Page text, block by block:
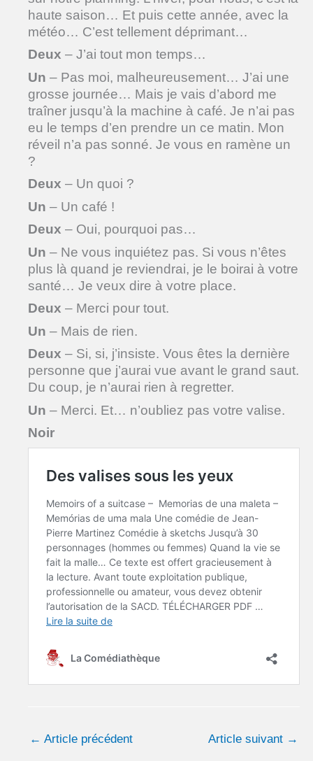
haute saison… Et puis cette année, avec la
météo… C’est tellement déprimant…
Deux – J’ai tout mon temps…
Un – Pas moi, malheureusement… J’ai une
grosse journée… Mais je vais d’abord me
traîner jusqu’à la machine à café. Je n’ai pas
eu le temps d’en prendre un ce matin. Mon
réveil n’a pas sonné. Je vous en ramène un
?
Deux – Un quoi ?
Un – Un café !
Deux – Oui, pourquoi pas…
Un – Ne vous inquiétez pas. Si vous n’êtes
plus là quand je reviendrai, je le boirai à votre
santé… Je veux dire à votre place.
Deux – Merci pour tout.
Un – Mais de rien.
Deux – Si, si, j’insiste. Vous êtes la dernière
personne que j’aurai vue avant le grand saut.
Du coup, je n’aurai rien à regretter.
Un – Merci. Et… n’oubliez pas votre valise.
Noir
← Article précédent Article suivant →